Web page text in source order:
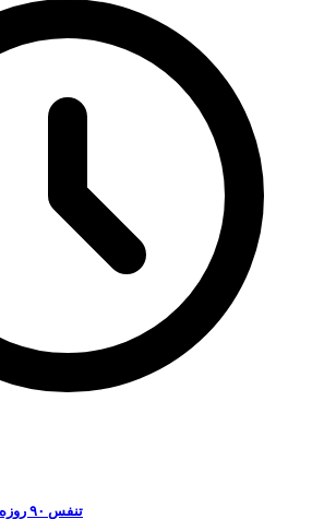
تنفس ۹۰ روزه برای سرمایه در گردش تولید